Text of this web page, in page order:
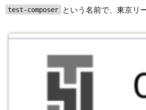
test-composer という名前で、東京リ